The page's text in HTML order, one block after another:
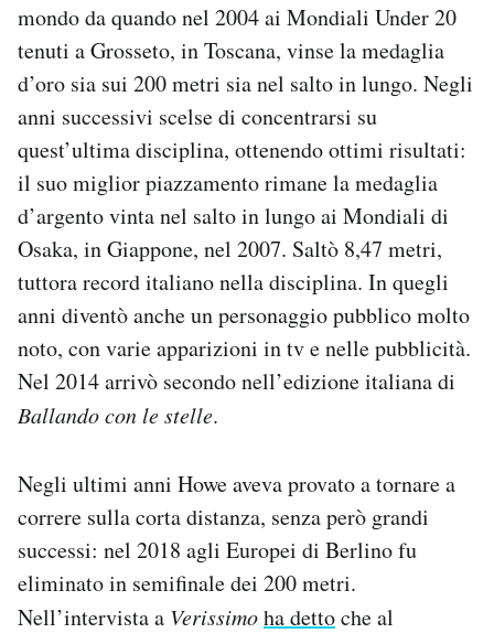
mondo da quando nel 2004 ai Mondiali Under 20
tenuti a Grosseto, in Toscana, vinse la medaglia
d’oro sia sui 200 metri sia nel salto in lungo. Negli
anni successivi scelse di concentrarsi su
quest’ultima disciplina, ottenendo ottimi risultati:
il suo miglior piazzamento rimane la medaglia
d’argento vinta nel salto in lungo ai Mondiali di
Osaka, in Giappone, nel 2007. Saltò 8,47 metri,
tuttora record italiano nella disciplina. In quegli
anni diventò anche un personaggio pubblico molto
noto, con varie apparizioni in tv e nelle pubblicità.
Nel 2014 arrivò secondo nell’edizione italiana di
Ballando con le stelle.
Negli ultimi anni Howe aveva provato a tornare a
correre sulla corta distanza, senza però grandi
successi: nel 2018 agli Europei di Berlino fu
eliminato in semifinale dei 200 metri.
Nell’intervista a Verissimoha dettoche al